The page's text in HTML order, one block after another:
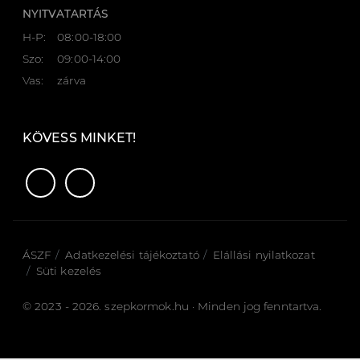
NYITVATARTÁS
H-P:
08:00-18:00
Szo:
09:00-14:00
Vas:
zárva
KÖVESS MINKET!
ÁSZF Adatkezelési tájékoztató
Elállási nyilatkozat
Süti kezelés
© 2023 - 2026. szepkormok.hu · Minden jog fenntartva.